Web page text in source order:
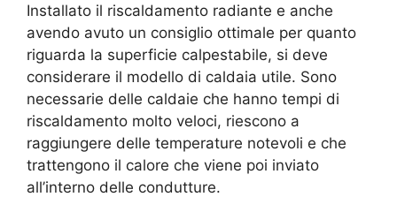
Installato il riscaldamento radiante e anche
avendo avuto un consiglio ottimale per quanto
riguarda la superficie calpestabile, si deve
considerare il modello di caldaia utile. Sono
necessarie delle caldaie che hanno tempi di
riscaldamento molto veloci, riescono a
raggiungere delle temperature notevoli e che
trattengono il calore che viene poi inviato
all’interno delle condutture.